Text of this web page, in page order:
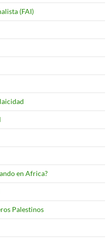
(FAI)
en Africa?
Palestinos